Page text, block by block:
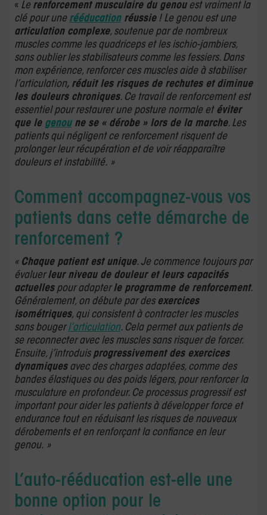
« Le renforcement musculaire du genouest vraiment la
clé pour une rééducationréussie! Le genou est une
articulation complexe, soutenue par de nombreux
muscles comme les quadriceps et les ischio-jambiers,
sans oublier les stabilisateurs comme les fessiers. Dans
mon expérience, renforcer ces muscles aide à stabiliser
l’articulation, réduit les risques de rechutes et diminue
les douleurs chroniques. Ce travail de renforcement est
essentiel pour restaurer une posture normale etéviter
que le genoune se « dérobe » lors de la marche. Les
patients qui négligent ce renforcement risquent de
prolonger leur récupération et de voir réapparaître
douleurs et instabilité. »
Comment accompagnez-vous vos
patients dans cette démarche de
renforcement ?
« Chaque patient est unique. Je commence toujours par
évaluerleur niveau de douleur et leurs capacités
actuellespour adapterle programme de renforcement.
Généralement, on débute par des exercices
isométriques, qui consistent à contracter les muscles
sans bougerl’articulation. Cela permet aux patients de
se reconnecter avec les muscles sans risquer de forcer.
Ensuite, j’introduis progressivement des exercices
dynamiquesavec des charges adaptées, comme des
bandes élastiques ou des poids légers, pour renforcer la
musculature en profondeur. Ce processus progressif est
important pour aider les patients à développer force et
endurance tout en réduisant les risques de nouveaux
dérobements et en renforçant la confiance en leur
genou. »
L’auto-rééducation est-elle une
bonne option pour le